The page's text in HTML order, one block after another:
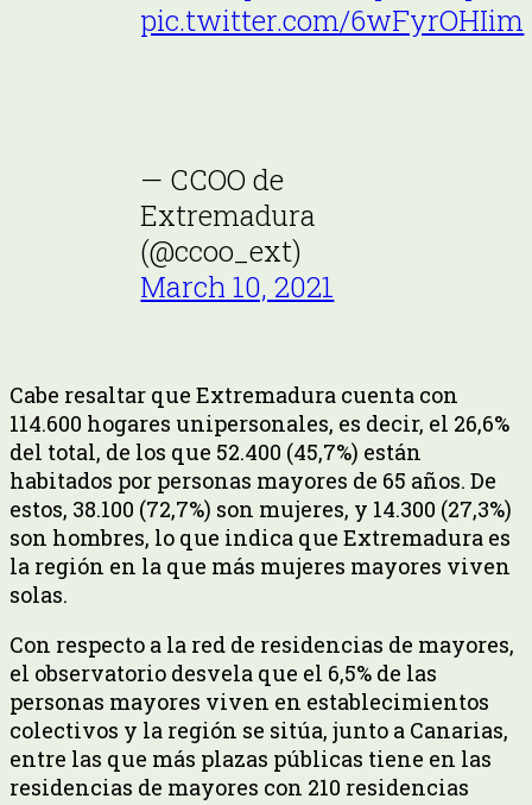
pic.twitter.com/6wFyrOHIim
— CCOO de
Extremadura
(@ccoo_ext)
March 10, 2021
Cabe resaltar que Extremadura cuenta con
114.600 hogares unipersonales, es decir, el 26,6%
del total, de los que 52.400 (45,7%) están
habitados por personas mayores de 65 años. De
estos, 38.100 (72,7%) son mujeres, y 14.300 (27,3%)
son hombres, lo que indica que Extremadura es
la región en la que más mujeres mayores viven
solas.
Con respecto a la red de residencias de mayores,
el observatorio desvela que el 6,5% de las
personas mayores viven en establecimientos
colectivos y la región se sitúa, junto a Canarias,
entre las que más plazas públicas tiene en las
residencias de mayores con 210 residencias